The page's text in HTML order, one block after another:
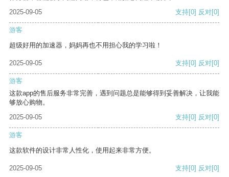
2025-09-05
支持[0] 反对[0]
游客
超级好用的加速器，妈妈再也不用担心我的学习啦！
2025-09-05 支持[0] 反对[0]
游客
这款app的售后服务非常完善，遇到问题总是能够得到妥善解决，让我能
够放心购物。
2025-09-05
支持[0] 反对[0]
游客
这款软件的设计非常人性化，使用起来非常方便。
2025-09-05 支持[0] 反对[0]